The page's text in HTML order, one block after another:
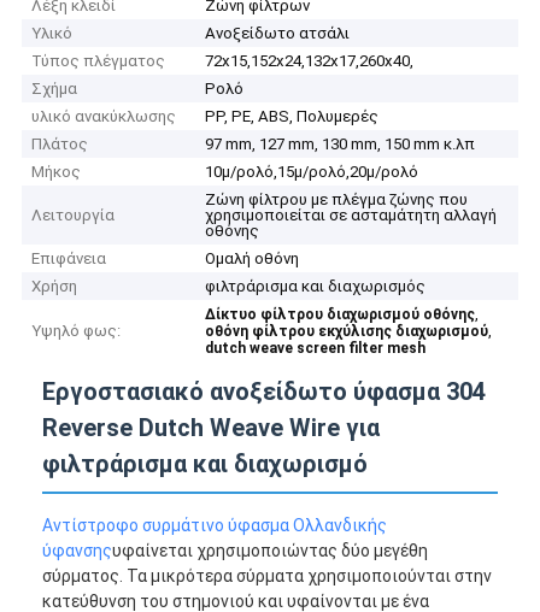
Λέξη κλειδί
Ζώνη φίλτρων
Υλικό
Ανοξείδωτο ατσάλι
Τύπος πλέγματος
72x15,152x24,132x17,260x40,
Σχήμα
Ρολό
υλικό ανακύκλωσης
PP, PE, ABS, Πολυμερές
Πλάτος
97 mm, 127 mm, 130 mm, 150 mm κ.λπ
Μήκος
10μ/ρολό,15μ/ρολό,20μ/ρολό
Λειτουργία
Ζώνη φίλτρου με πλέγμα ζώνης που
χρησιμοποιείται σε ασταμάτητη αλλαγή
οθόνης
Επιφάνεια
Ομαλή οθόνη
Χρήση
φιλτράρισμα και διαχωρισμός
Υψηλό φως:
Δίκτυο φίλτρου διαχωρισμού οθόνης,
οθόνη φίλτρου εκχύλισης διαχωρισμού,
dutch weave screen filter mesh
Εργοστασιακό ανοξείδωτο ύφασμα 304
Reverse Dutch Weave Wire για
φιλτράρισμα και διαχωρισμό
Αντίστροφο συρμάτινο ύφασμα Ολλανδικής
ύφανσηςυφαίνεται χρησιμοποιώντας δύο μεγέθη
σύρματος. Τα μικρότερα σύρματα χρησιμοποιούνται στην
κατεύθυνση του στημονιού και υφαίνονται με ένα